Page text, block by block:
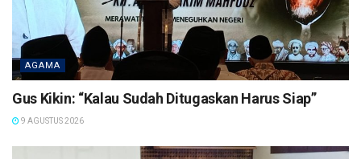
AGAMA
Gus Kikin: “Kalau Sudah Ditugaskan Harus Siap”
9 AGUSTUS 2026